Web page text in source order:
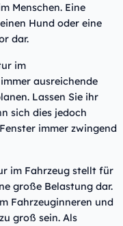
Menschen. Eine
Hund oder eine
dar.
im
ausreichende
Lassen Sie ihr
sich dies jedoch
immer zwingend
im Fahrzeug stellt für
große Belastung dar.
Fahrzeuginneren und
groß sein. Als